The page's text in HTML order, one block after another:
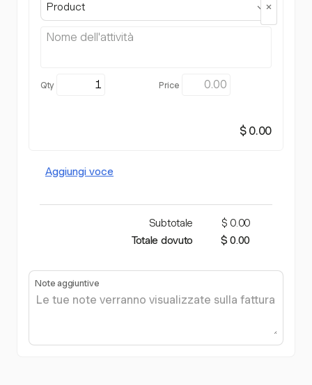
Product
$ 0.00
Aggiungi voce
Subtotale
$ 0.00
Totale dovuto
$ 0.00
Note aggiuntive